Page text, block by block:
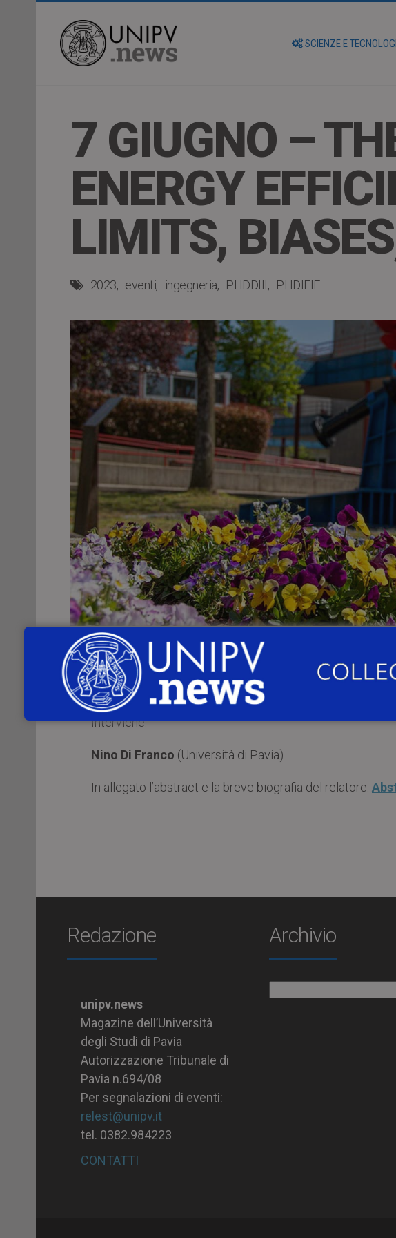
SCIENZE E
7 GIUGNO –
ENERGY
LIMITS,
2023 eventi ingegneria PHDDIII PHDIEIE
Mercoledì 7 giugno 2023, alleore 14:00
Industriale e dell’Informazione dell’Università di
energy efficiency in Italy: limits, biases, policies,
Interviene:
Nino Di Franco (Università di Pavia)
In allegato l’abstract e la breve biografia del relatore:
Redazione
unipv.news
Magazine dell’Università
degli Studi di Pavia
Autorizzazione Tribunale di
Pavia n.694/08
Per segnalazioni di eventi:
relest@unipv.it
tel. 0382.984223
CONTATTI
Archivio